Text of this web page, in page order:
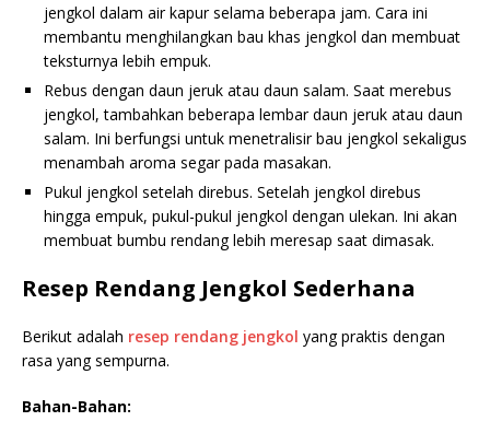
jengkol dalam air kapur selama beberapa jam. Cara ini
membantu menghilangkan bau khas jengkol dan membuat
teksturnya lebih empuk.
Rebus dengan daun jeruk atau daun salam. Saat merebus
jengkol, tambahkan beberapa lembar daun jeruk atau daun
salam. Ini berfungsi untuk menetralisir bau jengkol sekaligus
menambah aroma segar pada masakan.
Pukul jengkol setelah direbus. Setelah jengkol direbus
hingga empuk, pukul-pukul jengkol dengan ulekan. Ini akan
membuat bumbu rendang lebih meresap saat dimasak.
Resep Rendang Jengkol Sederhana
Berikut adalah resep rendang jengkol yang praktis dengan
rasa yang sempurna.
Bahan-Bahan: